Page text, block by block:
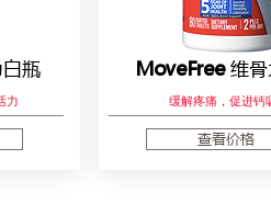
瓶
力
MoveFree维骨
缓解疼痛，促进钙
查看价格